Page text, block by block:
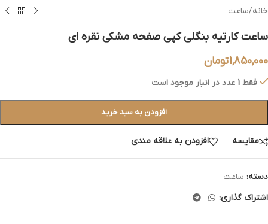
خانه/ساعت
ساعت کارتیه بنگلی کپی صفحه مشکی نقره ای
1,850,000تومان
فقط 1 عدد در انبار موجود است
افزودن به سبد خرید
مقایسه افزودن به علاقه مندی
دسته: ساعت
اشتراک گذاری: